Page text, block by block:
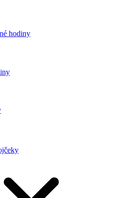
hodiny